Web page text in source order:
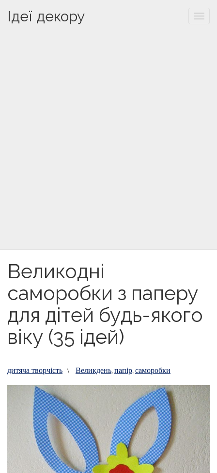
Ідеї декору
Великодні
саморобки з паперу
для дітей будь-якого
віку (35 ідей)
дитяча творчість \ Великдень,папір,саморобки